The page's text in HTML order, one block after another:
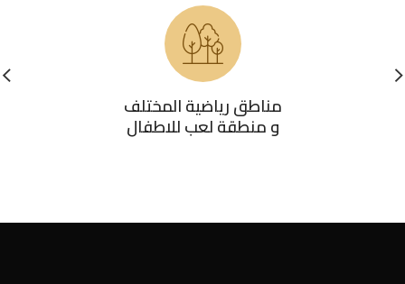
مناطق رياضية المختلف
و منطقة لعب للاطفال